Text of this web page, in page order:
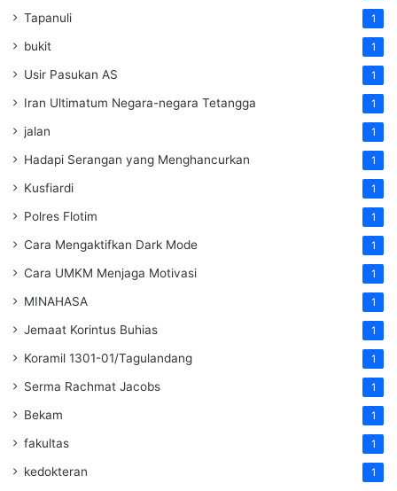
Tapanuli 1
bukit 1
Usir Pasukan AS 1
Iran Ultimatum Negara-negara Tetangga 1
jalan 1
Hadapi Serangan yang Menghancurkan 1
Kusfiardi 1
Polres Flotim 1
Cara Mengaktifkan Dark Mode 1
Cara UMKM Menjaga Motivasi 1
MINAHASA 1
Jemaat Korintus Buhias 1
Koramil 1301-01/Tagulandang 1
Serma Rachmat Jacobs 1
Bekam 1
fakultas 1
kedokteran 1